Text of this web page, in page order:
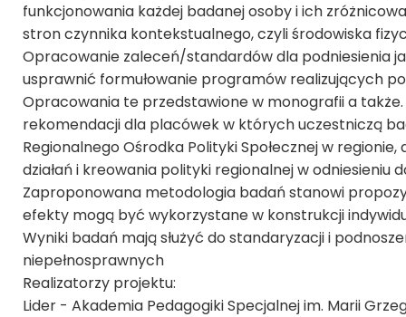
funkcjonowania każdej badanej osoby i ich
stron czynnika kontekstualnego, czyli środowiska
Opracowanie zaleceń/standardów dla podniesienia
usprawnić formułowanie programów realizujących
Opracowania te przedstawione w monografii a
rekomendacji dla placówek w których uczestniczą
Regionalnego Ośrodka Polityki Społecznej w
działań i kreowania polityki regionalnej w odniesieniu
Zaproponowana metodologia badań stanowi
efekty mogą być wykorzystane w konstrukcji
Wyniki badań mają służyć do standaryzacji i
niepełnosprawnych
Realizatorzy projektu:
Lider - Akademia Pedagogiki Specjalnej im. Marii